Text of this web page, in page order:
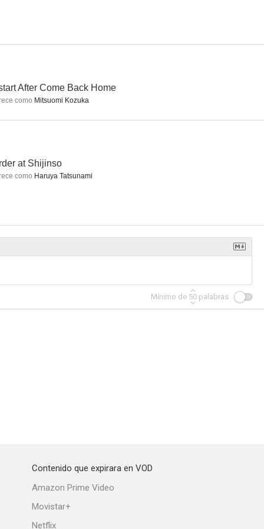
After Come Back Home
como Mitsuomi Kozuka
at Shijinso
como Haruya Tatsunami
Mínimo de 50 palabras
Contenido que expirara en VOD
Amazon Prime Video
Movistar+
Netflix